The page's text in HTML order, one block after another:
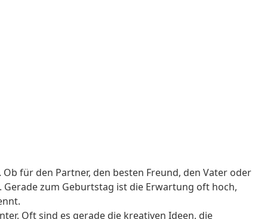
für den Partner, den besten Freund, den Vater oder
zum Geburtstag ist die Erwartung oft hoch,
Oft sind es gerade die kreativen Ideen, die